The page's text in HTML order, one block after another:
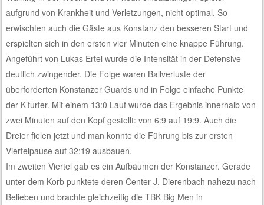
aufgrund von Krankheit und Verletzungen, nicht optimal. So
erwischten auch die Gäste aus Konstanz den besseren Start und
erspielten sich in den ersten vier Minuten eine knappe Führung.
Angeführt von Lukas Ertel wurde die Intensität in der Defensive
deutlich zwingender. Die Folge waren Ballverluste der
überforderten Konstanzer Guards und in Folge einfache Punkte
der K’furter. Mit einem 13:0 Lauf wurde das Ergebnis innerhalb von
zwei Minuten auf den Kopf gestellt: von 6:9 auf 19:9. Auch die
Dreier fielen jetzt und man konnte die Führung bis zur ersten
Viertelpause auf 32:19 ausbauen.
Im zweiten Viertel gab es ein Aufbäumen der Konstanzer. Gerade
unter dem Korb punktete deren Center J. Dierenbach nahezu nach
Belieben und brachte gleichzeitig die TBK Big Men in